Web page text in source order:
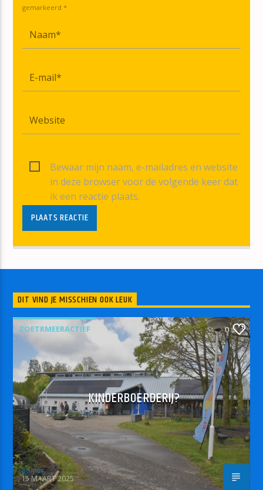
gemarkeerd *
Bewaar mijn naam, e-mailadres en website
in deze browser voor de volgende keer dat
ik een reactie plaats.
DIT VIND JE MISSCHIEN OOK LEUK
ZOETRMEERACTIEF 0
KINDERBOERDERIJ?
admin
15 MAART 2025